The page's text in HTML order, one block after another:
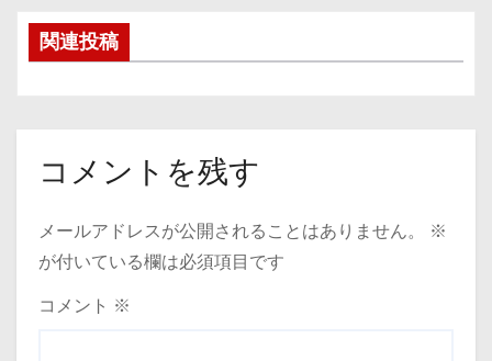
稿
ナ
ゲ
シ
ョ
関連投稿
コメントを残す
メールアドレスが公開されることはありません。
※
が付いている欄は必須項目です
コメント ※